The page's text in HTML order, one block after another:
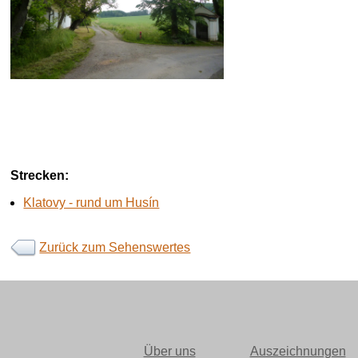
Strecken:
Klatovy - rund um Husín
Zurück zum Sehenswertes
Über uns Auszeichnungen